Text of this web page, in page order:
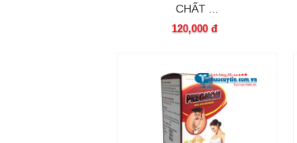
CHẤT ...
120,000 đ